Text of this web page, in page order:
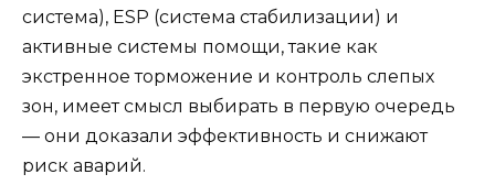
система), ESP (система стабилизации) и
активные системы помощи, такие как
экстренное торможение и контроль слепых
зон, имеет смысл выбирать в первую очередь
— они доказали эффективность и снижают
риск аварий.